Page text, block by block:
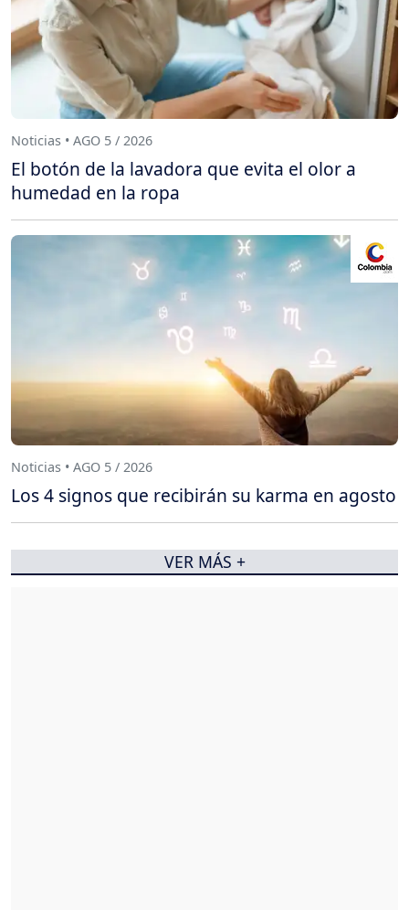
Noticias • AGO 5 / 2026
El botón de la lavadora que evita el olor a
humedad en la ropa
Noticias • AGO 5 / 2026
Los 4 signos que recibirán su karma en agosto
VER MÁS +